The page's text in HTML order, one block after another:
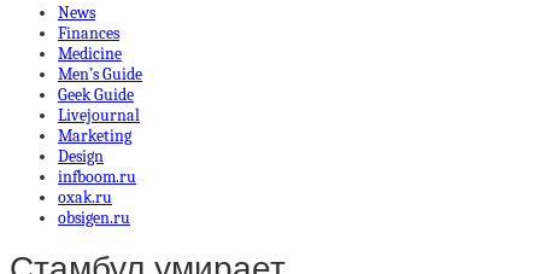
News
Finances
Medicine
Men’s Guide
Geek Guide
Livejournal
Marketing
Design
infboom.ru
oxak.ru
obsigen.ru